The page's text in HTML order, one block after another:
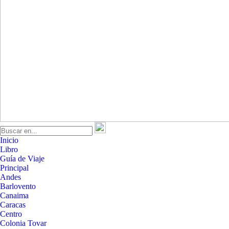
Inicio
Libro
Guía de Viaje
Principal
Andes
Barlovento
Canaima
Caracas
Centro
Colonia Tovar